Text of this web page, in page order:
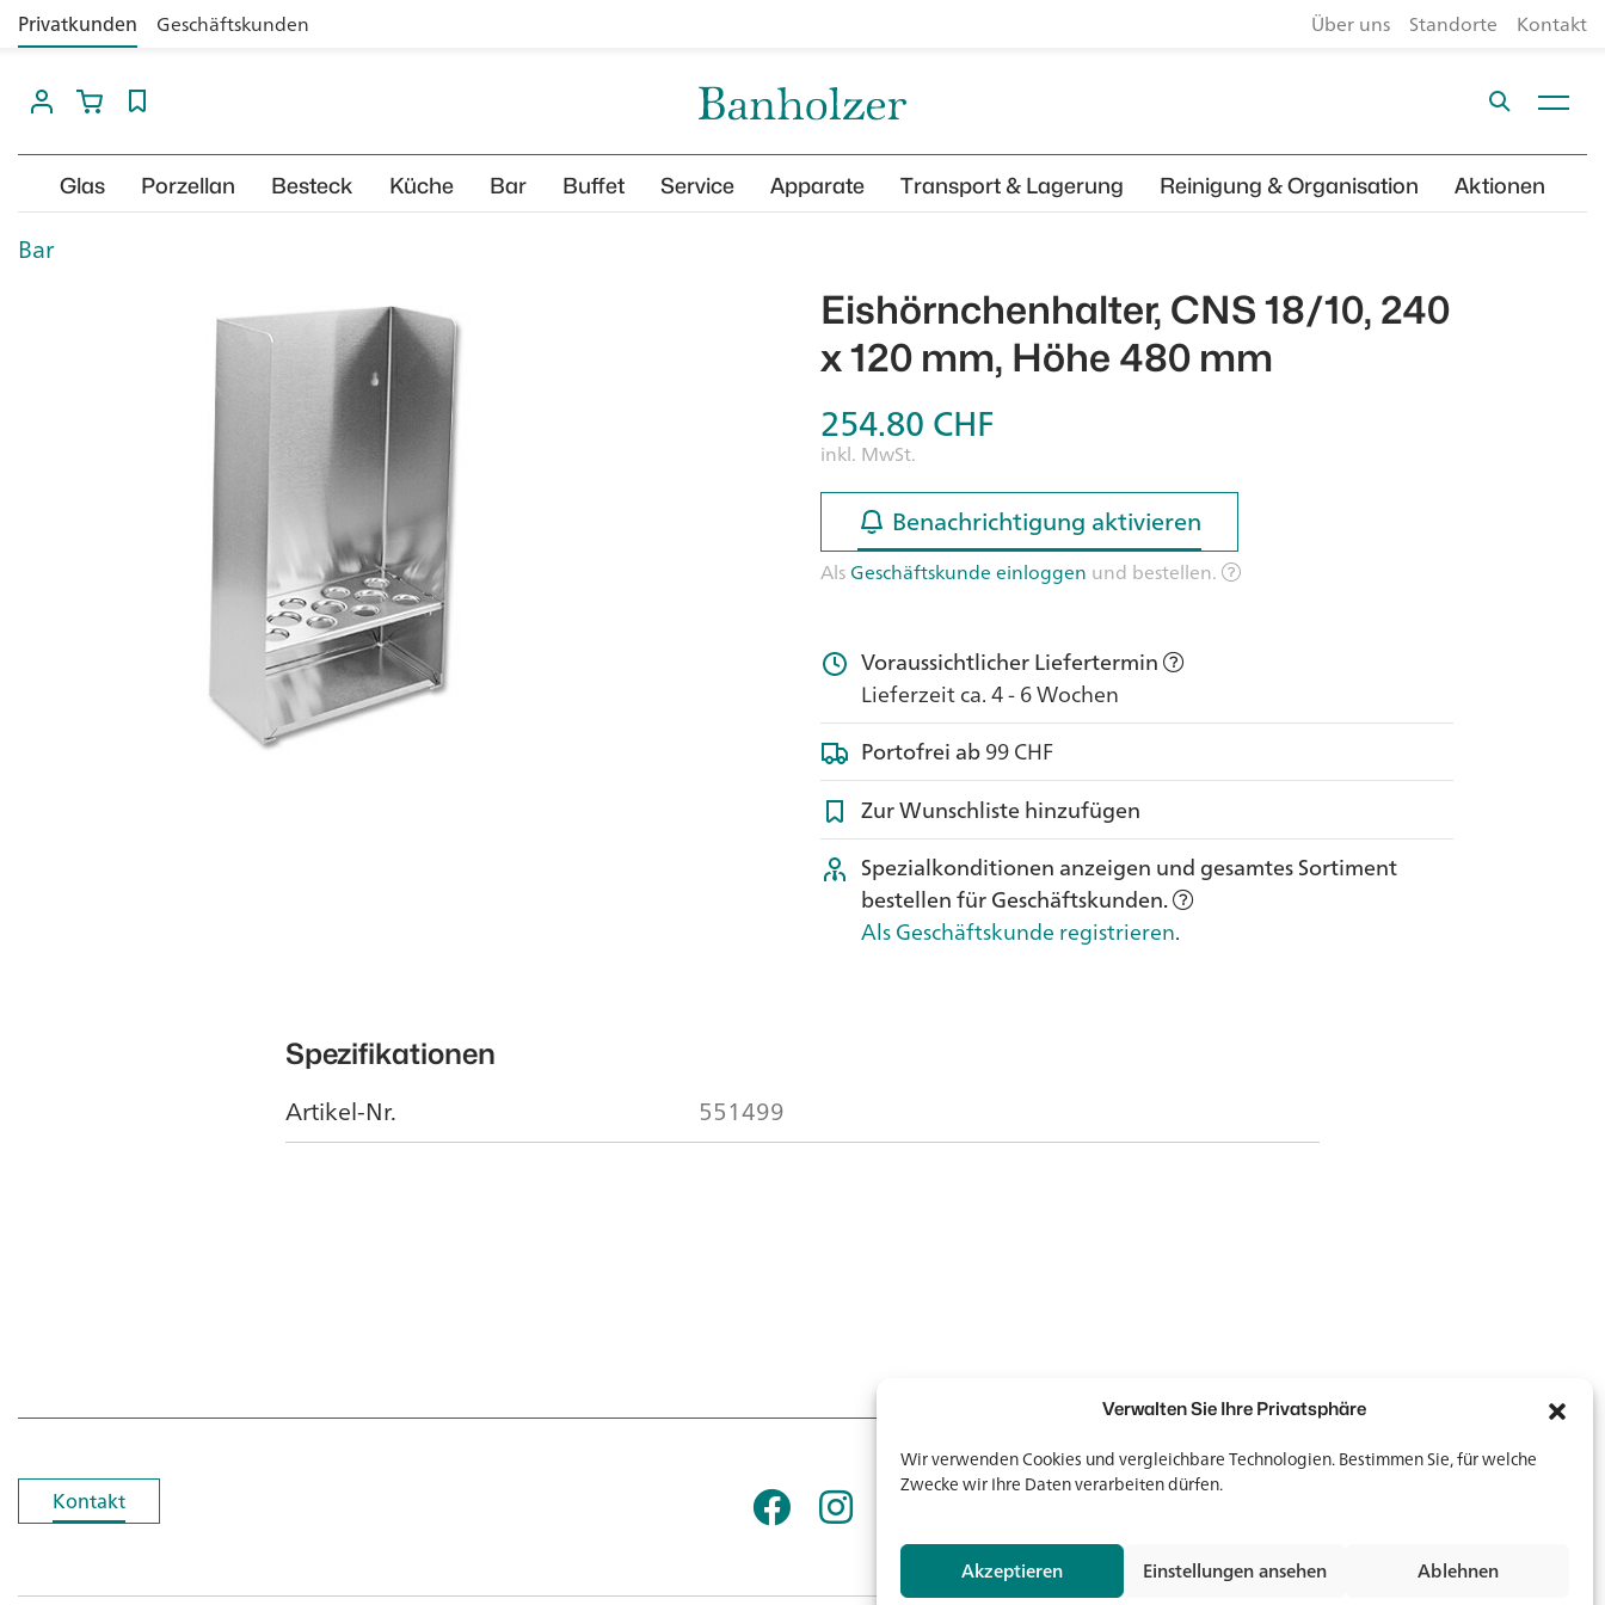
Verwalten Sie Ihre Privatsphäre
Wir verwenden Cookies und vergleichbare Technologien. Bestimmen Sie, für welche
Zwecke wir Ihre Daten verarbeiten dürfen.
Akzeptieren Ablehnen
Einstellungen ansehen
Privatkunden Geschäftskunden Über uns Standorte Kontakt
Glas Porzellan Besteck Küche Bar Buffet Service Apparate Transport & Lagerung Reinigung & Organisation Aktionen
Bar
Eishörnchenhalter, CNS 18/10, 240
x 120 mm, Höhe 480 mm
254.80CHF
inkl. MwSt.
Benachrichtigung aktivieren
Benachrichtigung aktivieren
AlsGeschäftskunde einloggen und bestellen.
Voraussichtlicher Liefertermin
Lieferzeit ca. 4 - 6 Wochen
Portofrei ab99 CHF
Zur Wunschliste hinzufügen
Spezialkonditionen anzeigen und gesamtes Sortiment
bestellen für Geschäftskunden.
Als Geschäftskunde registrieren.
Spezifikationen
Artikel-Nr. 551499
Kontakt
Kontakt